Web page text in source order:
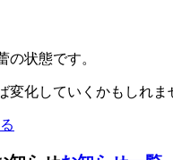
の状態です。
変化していくかもしれま